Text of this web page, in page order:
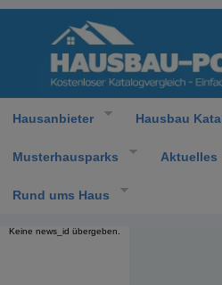
Hausanbieter Hausbau
Musterhausparks Aktuelles
Rund ums Haus
Keine news_id übergeben.